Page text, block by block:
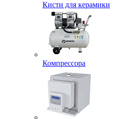
Кисти для керамики
Компрессора